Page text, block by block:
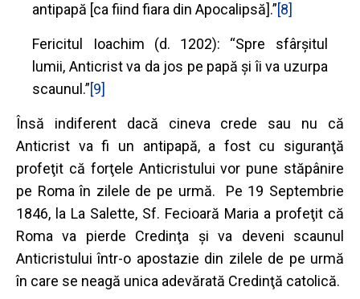
antipapă [ca fiind fiara din Apocalipsă].”[8]
Fericitul Ioachim (d. 1202): “Spre sfârşitul
lumii, Anticrist va da jos pe papă şi îi va uzurpa
scaunul.”[9]
Însă indiferent dacă cineva crede sau nu că
Anticrist va fi un antipapă, a fost cu siguranţă
profeţit că forţele Anticristului vor pune stăpânire
pe Roma în zilele de pe urmă. Pe 19 Septembrie
1846, la La Salette, Sf. Fecioară Maria a profeţit că
Roma va pierde Credinţa şi va deveni scaunul
Anticristului într-o apostazie din zilele de pe urmă
în care se neagă unica adevărată Credinţă catolică.